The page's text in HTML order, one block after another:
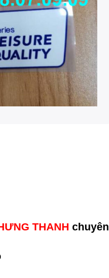
THANH